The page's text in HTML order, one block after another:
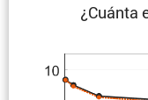
¿Cuánta